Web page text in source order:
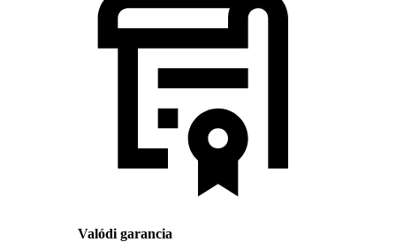
Valódi garancia